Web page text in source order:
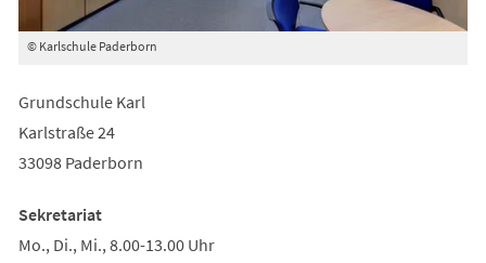
© Karlschule Paderborn
Grundschule Karl
Karlstraße 24
33098 Paderborn
Sekretariat
Mo., Di., Mi., 8.00-13.00 Uhr